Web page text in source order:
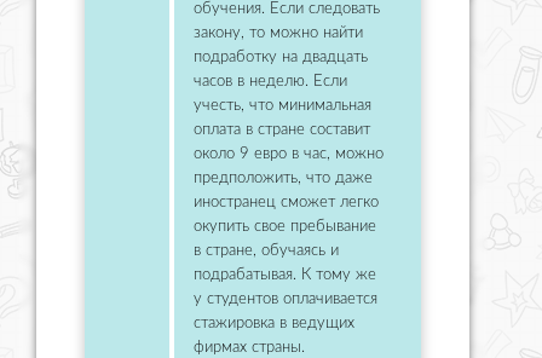
обучения. Если следовать
закону, то можно найти
подработку на двадцать
часов в неделю. Если
учесть, что минимальная
оплата в стране составит
около 9 евро в час, можно
предположить, что даже
иностранец сможет легко
окупить свое пребывание
в стране, обучаясь и
подрабатывая. К тому же
у студентов оплачивается
стажировка в ведущих
фирмах страны.